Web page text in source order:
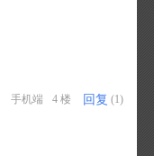
手机端 4 楼 回复 (1)